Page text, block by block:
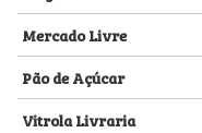
Mercado Livre
Pão de Açúcar
Vitrola Livraria